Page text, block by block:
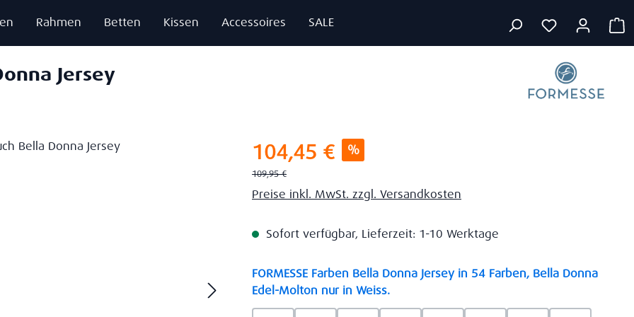
Rahmen Betten Kissen Accessoires SALE
Jersey
Verkaufspreis:
104,45 € %
Regulärer Preis:
109,95 €
Preise inkl. MwSt. zzgl. Versandkosten
Sofort verfügbar, Lieferzeit: 1-10 Werktage
FORMESSE Farben Bella Donna Jersey in 54 Farben, Bella Donna
Edel-Molton nur in Weiss.auswählen